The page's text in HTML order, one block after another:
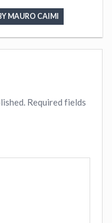
MAURO CAIMI
Required fields